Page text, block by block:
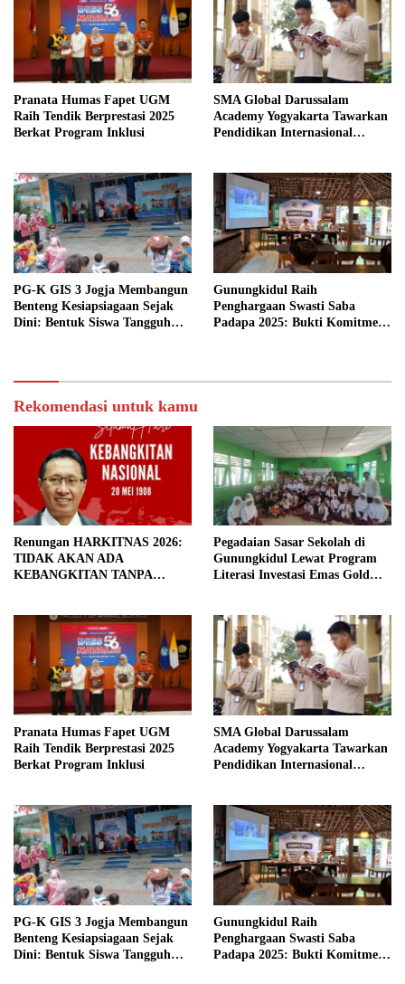
Pranata Humas Fapet UGM
Raih Tendik Berprestasi 2025
Berkat Program Inklusi
SMA Global Darussalam
Academy Yogyakarta Tawarkan
Pendidikan Internasional
Negeri Terkemuka
PG-K GIS 3 Jogja Membangun
Benteng Kesiapsiagaan Sejak
Dini: Bentuk Siswa Tangguh
Gunungkidul Raih
Penghargaan Swasti Saba
Padapa 2025: Bukti Komitmen
Rekomendasi untuk kamu
Renungan HARKITNAS 2026:
TIDAK AKAN ADA
KEBANGKITAN TANPA
Pegadaian Sasar Sekolah di
Gunungkidul Lewat Program
Literasi Investasi Emas Gold
Pranata Humas Fapet UGM
Raih Tendik Berprestasi 2025
Berkat Program Inklusi
SMA Global Darussalam
Academy Yogyakarta Tawarkan
Pendidikan Internasional
Negeri Terkemuka
PG-K GIS 3 Jogja Membangun
Benteng Kesiapsiagaan Sejak
Dini: Bentuk Siswa Tangguh
Gunungkidul Raih
Penghargaan Swasti Saba
Padapa 2025: Bukti Komitmen